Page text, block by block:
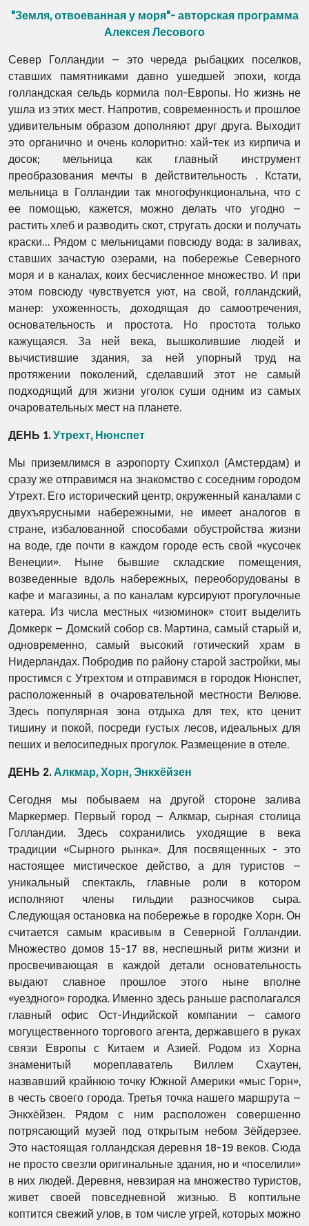
"Земля, отвоеванная у моря"- авторская программа
Алексея Лесового
Север Голландии – это череда рыбацких поселков,
ставших памятниками давно ушедшей эпохи, когда
голландская сельдь кормила пол-Европы. Но жизнь не
ушла из этих мест. Напротив, современность и прошлое
удивительным образом дополняют друг друга. Выходит
это органично и очень колоритно: хай-тек из кирпича и
досок; мельница как главный инструмент
преобразования мечты в действительность . Кстати,
мельница в Голландии так многофункциональна, что с
ее помощью, кажется, можно делать что угодно –
растить хлеб и разводить скот, стругать доски и получать
краски… Рядом с мельницами повсюду вода: в заливах,
ставших зачастую озерами, на побережье Северного
моря и в каналах, коих бесчисленное множество. И при
этом повсюду чувствуется уют, на свой, голландский,
манер: ухоженность, доходящая до самоотречения,
основательность и простота. Но простота только
кажущаяся. За ней века, вышколившие людей и
вычистившие здания, за ней упорный труд на
протяжении поколений, сделавший этот не самый
подходящий для жизни уголок суши одним из самых
очаровательных мест на планете.
ДЕНЬ 1.Утрехт, Нюнспет
Мы приземлимся в аэропорту Схипхол (Амстердам) и
сразу же отправимся на знакомство с соседним городом
Утрехт. Его исторический центр, окруженный каналами с
двухъярусными набережными, не имеет аналогов в
стране, избалованной способами обустройства жизни
на воде, где почти в каждом городе есть свой «кусочек
Венеции». Ныне бывшие складские помещения,
возведенные вдоль набережных, переоборудованы в
кафе и магазины, а по каналам курсируют прогулочные
катера. Из числа местных «изюминок» стоит выделить
Домкерк – Домский собор св. Мартина, самый старый и,
одновременно, самый высокий готический храм в
Нидерландах. Побродив по району старой застройки, мы
простимся с Утрехтом и отправимся в городок Нюнспет,
расположенный в очаровательной местности Велюве.
Здесь популярная зона отдыха для тех, кто ценит
тишину и покой, посреди густых лесов, идеальных для
пеших и велосипедных прогулок. Размещение в отеле.
ДЕНЬ 2.Алкмар, Хорн, Энкхёйзен
Сегодня мы побываем на другой стороне залива
Маркермер. Первый город – Алкмар, сырная столица
Голландии. Здесь сохранились уходящие в века
традиции «Сырного рынка». Для посвященных - это
настоящее мистическое действо, а для туристов –
уникальный спектакль, главные роли в котором
исполняют члены гильдии разносчиков сыра.
Следующая остановка на побережье в городке Хорн. Он
считается самым красивым в Северной Голландии.
Множество домов 15-17 вв, неспешный ритм жизни и
просвечивающая в каждой детали основательность
выдают славное прошлое этого ныне вполне
«уездного» городка. Именно здесь раньше располагался
главный офис Ост-Индийской компании – самого
могущественного торгового агента, державшего в руках
связи Европы с Китаем и Азией. Родом из Хорна
знаменитый мореплаватель Виллем Схаутен,
назвавший крайнюю точку Южной Америки «мыс Горн»,
в честь своего города. Третья точка нашего маршрута –
Энкхёйзен. Рядом с ним расположен совершенно
потрясающий музей под открытым небом Зёйдерзее.
Это настоящая голландская деревня 18-19 веков. Сюда
не просто свезли оригинальные здания, но и «поселили»
в них людей. Деревня, невзирая на множество туристов,
живет своей повседневной жизнью. В коптильне
коптится свежий улов, в том числе угрей, которых можно